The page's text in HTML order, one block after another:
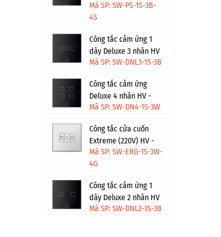
viền bạc
Mã SP: SW-PS-1S-3B-
4S
Công tắc cảm ứng 1
dây Deluxe 3 nhân HV
- Đen
Mã SP: SW-DNL3-1S-3B
Công tắc cảm ứng
Deluxe 4 nhân HV -
Trắng
Mã SP: SW-DN4-1S-3W
Công tắc cửa cuốn
Extreme (220V) HV -
Trắng viền vàng
Mã SP: SW-ERG-1S-3W-
4G
Công tắc cảm ứng 1
dây Deluxe 2 nhân HV
- Đen
Mã SP: SW-DNL2-1S-3B